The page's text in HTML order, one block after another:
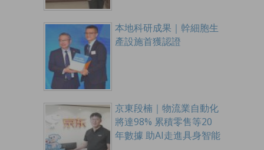
本地科研成果｜幹細胞生
產設施首獲認證
京東段楠｜物流業自動化
將達98% 累積零售等20
年數據 助AI走進具身智能